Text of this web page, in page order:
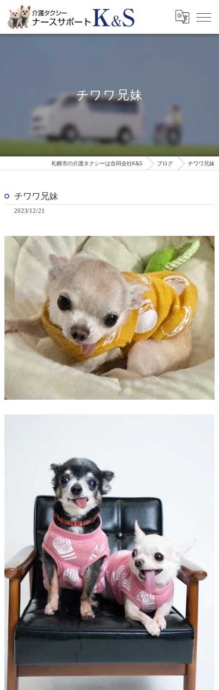
チワワ兄妹
札幌市の介護タクシーは合同会社K&S ブログ チワワ兄妹
チワワ兄妹
2023/12/21